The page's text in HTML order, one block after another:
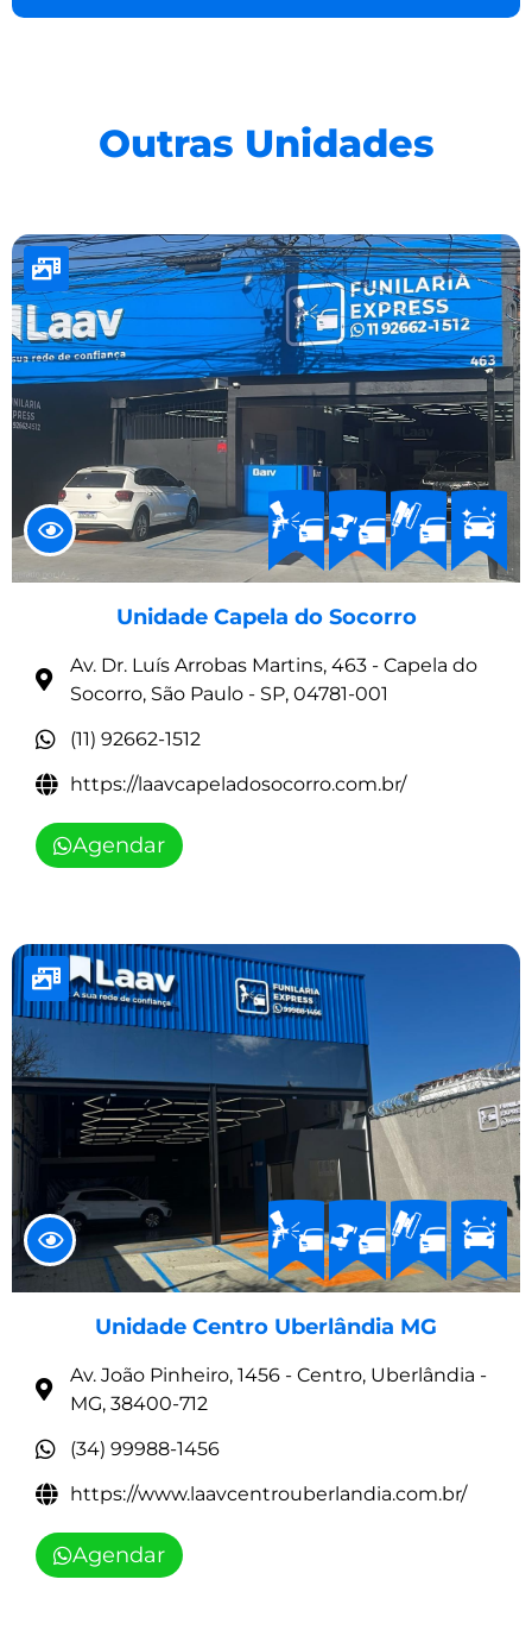
Outras Unidades
Unidade Capela do Socorro
Av. Dr. Luís Arrobas Martins, 463 - Capela do
Socorro, São Paulo - SP, 04781-001
(11) 92662-1512
https://laavcapeladosocorro.com.br/
Agendar
Unidade Centro Uberlândia MG
Av. João Pinheiro, 1456 - Centro, Uberlândia -
MG, 38400-712
(34) 99988-1456
https://www.laavcentrouberlandia.com.br/
Agendar